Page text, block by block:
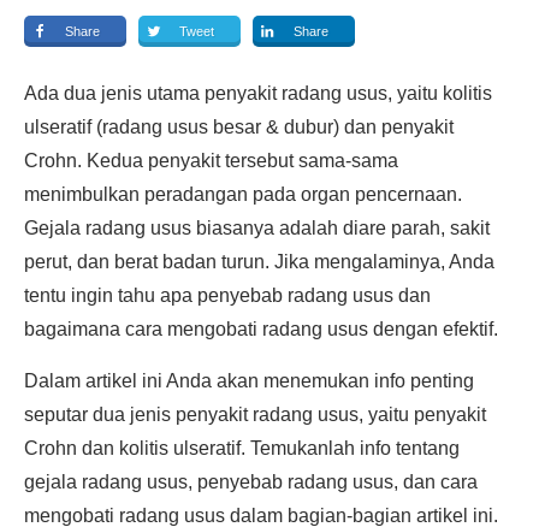
Share Tweet Share
Ada dua jenis utama penyakit radang usus, yaitu kolitis
ulseratif (radang usus besar & dubur) dan penyakit
Crohn. Kedua penyakit tersebut sama-sama
menimbulkan peradangan pada organ pencernaan.
Gejala radang usus biasanya adalah diare parah, sakit
perut, dan berat badan turun. Jika mengalaminya, Anda
tentu ingin tahu apa penyebab radang usus dan
bagaimana cara mengobati radang usus dengan efektif.
Dalam artikel ini Anda akan menemukan info penting
seputar dua jenis penyakit radang usus, yaitu penyakit
Crohn dan kolitis ulseratif. Temukanlah info tentang
gejala radang usus, penyebab radang usus, dan cara
mengobati radang usus dalam bagian-bagian artikel ini.